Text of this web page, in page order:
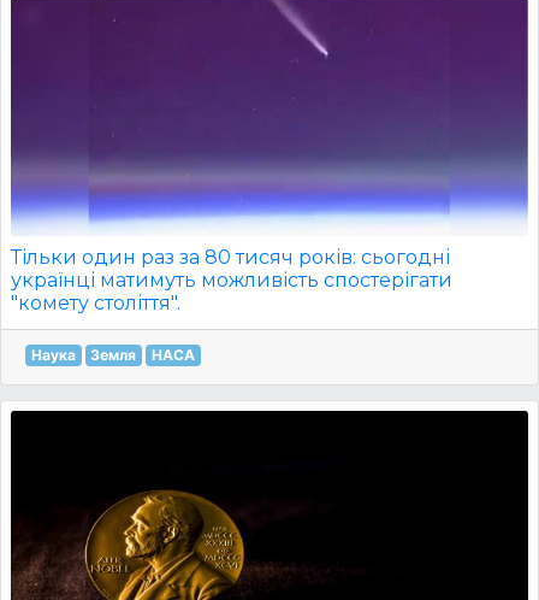
Тільки один раз за 80 тисяч років: сьогодні
українці матимуть можливість спостерігати
"комету століття".
Наука Земля НАСА